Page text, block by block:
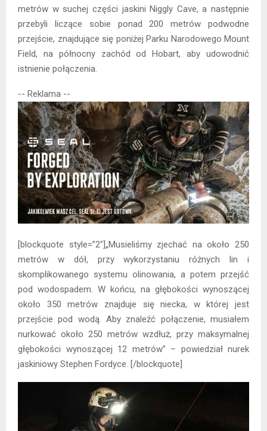
metrów w suchej części jaskini Niggly Cave, a następnie
przebyli liczące sobie ponad 200 metrów podwodne
przejście, znajdujące się poniżej Parku Narodowego Mount
Field, na północny zachód od Hobart, aby udowodnić
istnienie połączenia.
-- Reklama --
[blockquote style=”2″]„Musieliśmy zjechać na około 250
metrów w dół, przy wykorzystaniu różnych lin i
skomplikowanego systemu olinowania, a potem przejść
pod wodospadem. W końcu, na głębokości wynoszącej
około 350 metrów znajduje się niecka, w której jest
przejście pod wodą. Aby znaleźć połączenie, musiałem
nurkować około 250 metrów wzdłuż, przy maksymalnej
głębokości wynoszącej 12 metrów” – powiedział nurek
jaskiniowy Stephen Fordyce. [/blockquote]